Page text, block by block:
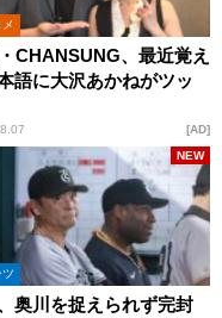
CHANSUNG、最近覚え
語に大沢あかねがツッ
AD
ツ
奥川を捉えられず完封
NEW